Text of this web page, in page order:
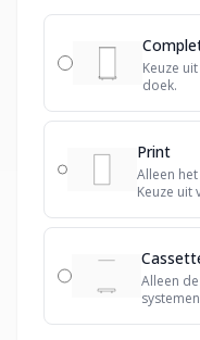
Keuze
doek.
Print
Alleen
Keuze uit
Alleen